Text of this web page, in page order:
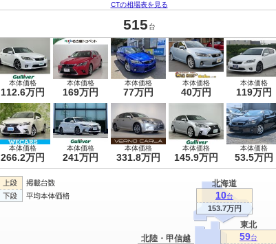
CTの相場表を見る
515 台
本体価格
112.6万円
本体価格
169万円
本体価格
77万円
本体価格
40万円
本体価格
119万円
本体価格
266.2万円
本体価格
241万円
本体価格
331.8万円
本体価格
145.9万円
本体価格
53.5万円
北海道
10台
153.7万円
東北
59台
北陸・甲信越